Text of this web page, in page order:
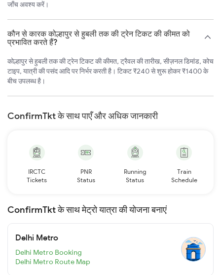
जाँच अवश्य करें।
कौन से कारक कोल्हापुर से हुबली तक की ट्रेन टिकट की कीमत को
प्रभावित करते हैं?
कोल्हापुर से हुबली तक की ट्रेन टिकट की कीमत, ट्रैवल की तारीख, सीज़नल डिमांड, कोच
टाइप, यात्री की पसंद आदि पर निर्भर करती है। टिकट ₹240 से शुरू होकर ₹1400 के
बीच उपलब्ध है।
ConfirmTkt के साथ पाएँ और अधिक जानकारी
IRCTC
Tickets
PNR
Status
Running
Status
Train
Schedule
ConfirmTkt के साथ मेट्रो यात्रा की योजना बनाएं
Delhi Metro
Delhi Metro Booking
Delhi Metro Route Map